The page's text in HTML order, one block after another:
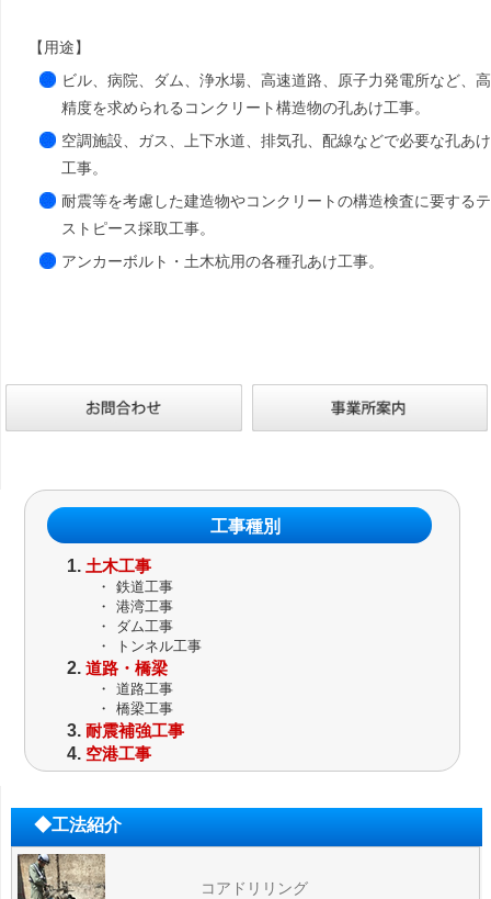
【用途】
ビル、病院、ダム、浄水場、高速道路、原子力発電所など、高
精度を求められるコンクリート構造物の孔あけ工事。
空調施設、ガス、上下水道、排気孔、配線などで必要な孔あけ
工事。
耐震等を考慮した建造物やコンクリートの構造検査に要するテ
ストピース採取工事。
アンカーボルト・土木杭用の各種孔あけ工事。
工事種別
土木工事
・
鉄道工事
・
港湾工事
・
ダム工事
・
トンネル工事
道路・橋梁
・
道路工事
・
橋梁工事
耐震補強工事
空港工事
◆工法紹介
コアドリリング